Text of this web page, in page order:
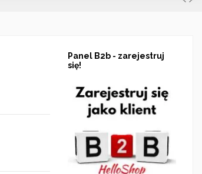
Panel B2b - zarejestruj
się!